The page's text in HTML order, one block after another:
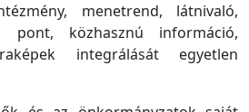
menetrend, látnivaló,
pont, közhasznú információ,
integrálását egyetlen